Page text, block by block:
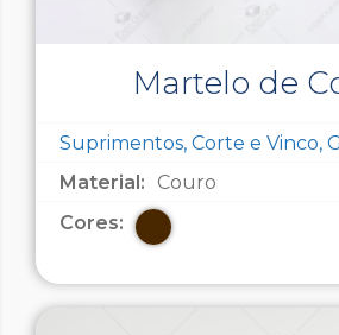
Martelo de
Suprimentos, Corte e Vinco,
Material:
Couro
Cores: